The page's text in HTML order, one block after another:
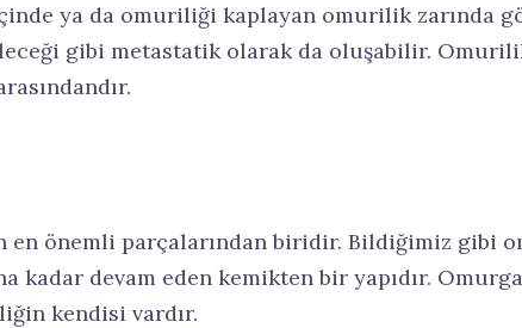
ya da omuriliği kaplayan omurilik zarında
gibi metastatik olarak da oluşabilir.
önemli parçalarından biridir. Bildiğimiz gibi
kadar devam eden kemikten bir yapıdır.
kendisi vardır.